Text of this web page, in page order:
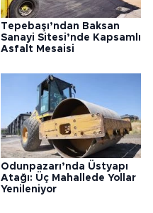
Tepebaşı’ndan Baksan
Sanayi Sitesi’nde Kapsamlı
Asfalt Mesaisi
Odunpazarı’nda Üstyapı
Atağı: Üç Mahallede Yollar
Yenileniyor